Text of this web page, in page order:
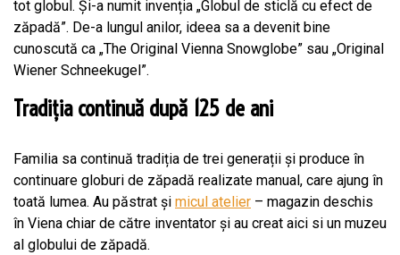
tot globul. Și-a numit invenția „Globul de sticlă cu efect de
zăpadă”. De-a lungul anilor, ideea sa a devenit bine
cunoscută ca „The Original Vienna Snowglobe” sau „Original
Wiener Schneekugel”.
Tradiția continuă după 125 de ani
Familia sa continuă tradiția de trei generații și produce în
continuare globuri de zăpadă realizate manual, care ajung în
toată lumea. Au păstrat și micul atelier – magazin deschis
în Viena chiar de către inventator și au creat aici si un muzeu
al globului de zăpadă.